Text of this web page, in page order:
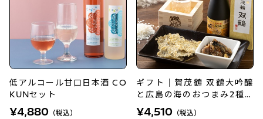
低アルコール甘口日本酒 CO
KUNセット
¥4,880 （税込）
ギフト｜賀茂鶴 双鶴大吟醸
と広島の海のおつまみ2種セ
ット
¥4,510 （税込）